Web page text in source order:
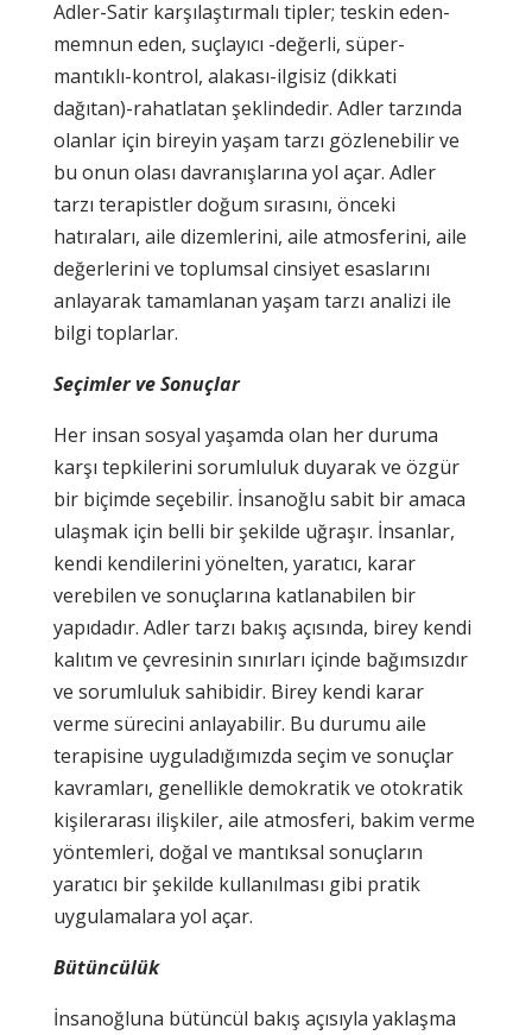
Adler-Satir karşılaştırmalı tipler; teskin eden-
memnun eden, suçlayıcı -değerli, süper-
mantıklı-kontrol, alakası-ilgisiz (dikkati
dağıtan)-rahatlatan şeklindedir. Adler tarzında
olanlar için bireyin yaşam tarzı gözlenebilir ve
bu onun olası davranışlarına yol açar. Adler
tarzı terapistler doğum sırasını, önceki
hatıraları, aile dizemlerini, aile atmosferini, aile
değerlerini ve toplumsal cinsiyet esaslarını
anlayarak tamamlanan yaşam tarzı analizi ile
bilgi toplarlar.
Seçimler ve Sonuçlar
Her insan sosyal yaşamda olan her duruma
karşı tepkilerini sorumluluk duyarak ve özgür
bir biçimde seçebilir. İnsanoğlu sabit bir amaca
ulaşmak için belli bir şekilde uğraşır. İnsanlar,
kendi kendilerini yönelten, yaratıcı, karar
verebilen ve sonuçlarına katlanabilen bir
yapıdadır. Adler tarzı bakış açısında, birey kendi
kalıtım ve çevresinin sınırları içinde bağımsızdır
ve sorumluluk sahibidir. Birey kendi karar
verme sürecini anlayabilir. Bu durumu aile
terapisine uyguladığımızda seçim ve sonuçlar
kavramları, genellikle demokratik ve otokratik
kişilerarası ilişkiler, aile atmosferi, bakim verme
yöntemleri, doğal ve mantıksal sonuçların
yaratıcı bir şekilde kullanılması gibi pratik
uygulamalara yol açar.
Bütüncülük
İnsanoğluna bütüncül bakış açısıyla yaklaşma